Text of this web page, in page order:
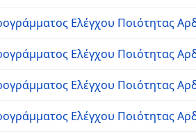
Ελέγχου Ποιότητας
Ελέγχου Ποιότητας
Ελέγχου Ποιότητας
Ελέγχου Ποιότητας